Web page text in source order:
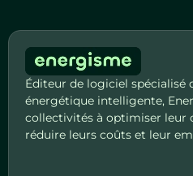
Éditeur de logiciel spécialisé
énergétique intelligente,
collectivités à optimiser leur
réduire leurs coûts et leur